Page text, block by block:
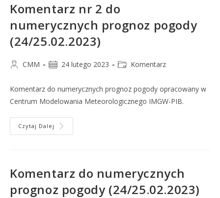
Komentarz nr 2 do
numerycznych prognoz pogody
(24/25.02.2023)
CMM 24 lutego 2023 Komentarz
Komentarz do numerycznych prognoz pogody opracowany w
Centrum Modelowania Meteorologicznego IMGW-PIB.
Czytaj Dalej
Komentarz do numerycznych
prognoz pogody (24/25.02.2023)